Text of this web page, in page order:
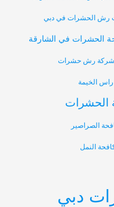
رش الحشرات في دبي
الحشرات في الشارقة
شركة رش حشرات
الخيمة
الحشرات
الصراصير
النمل
دبي